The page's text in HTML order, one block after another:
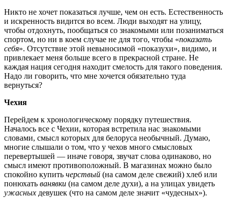
Никто не хочет показаться лучше, чем он есть. Естественность
и искренность видится во всем. Люди выходят на улицу,
чтобы отдохнуть, пообщаться со знакомыми или позаниматься
спортом, но ни в коем случае не для того, чтобы «показать
себя». Отсутствие этой невыносимой «показухи», видимо, и
привлекает меня больше всего в прекрасной стране. Не
каждая нация сегодня находит смелость для такого поведения.
Надо ли говорить, что мне хочется обязательно туда
вернуться?
Чехия
Перейдем к хронологическому порядку путешествия.
Началось все с Чехии, которая встретила нас знакомыми
словами, смысл которых для белоруса необычный. Думаю,
многие слышали о том, что у чехов много смысловых
перевертышей — иначе говоря, звучат слова одинаково, но
смысл имеют противоположный. В магазинах можно было
спокойно купить черствый (на самом деле свежий) хлеб или
понюхать ванявки (на самом деле духи), а на улицах увидеть
ужасных девушек (что на самом деле значит «чудесных»).